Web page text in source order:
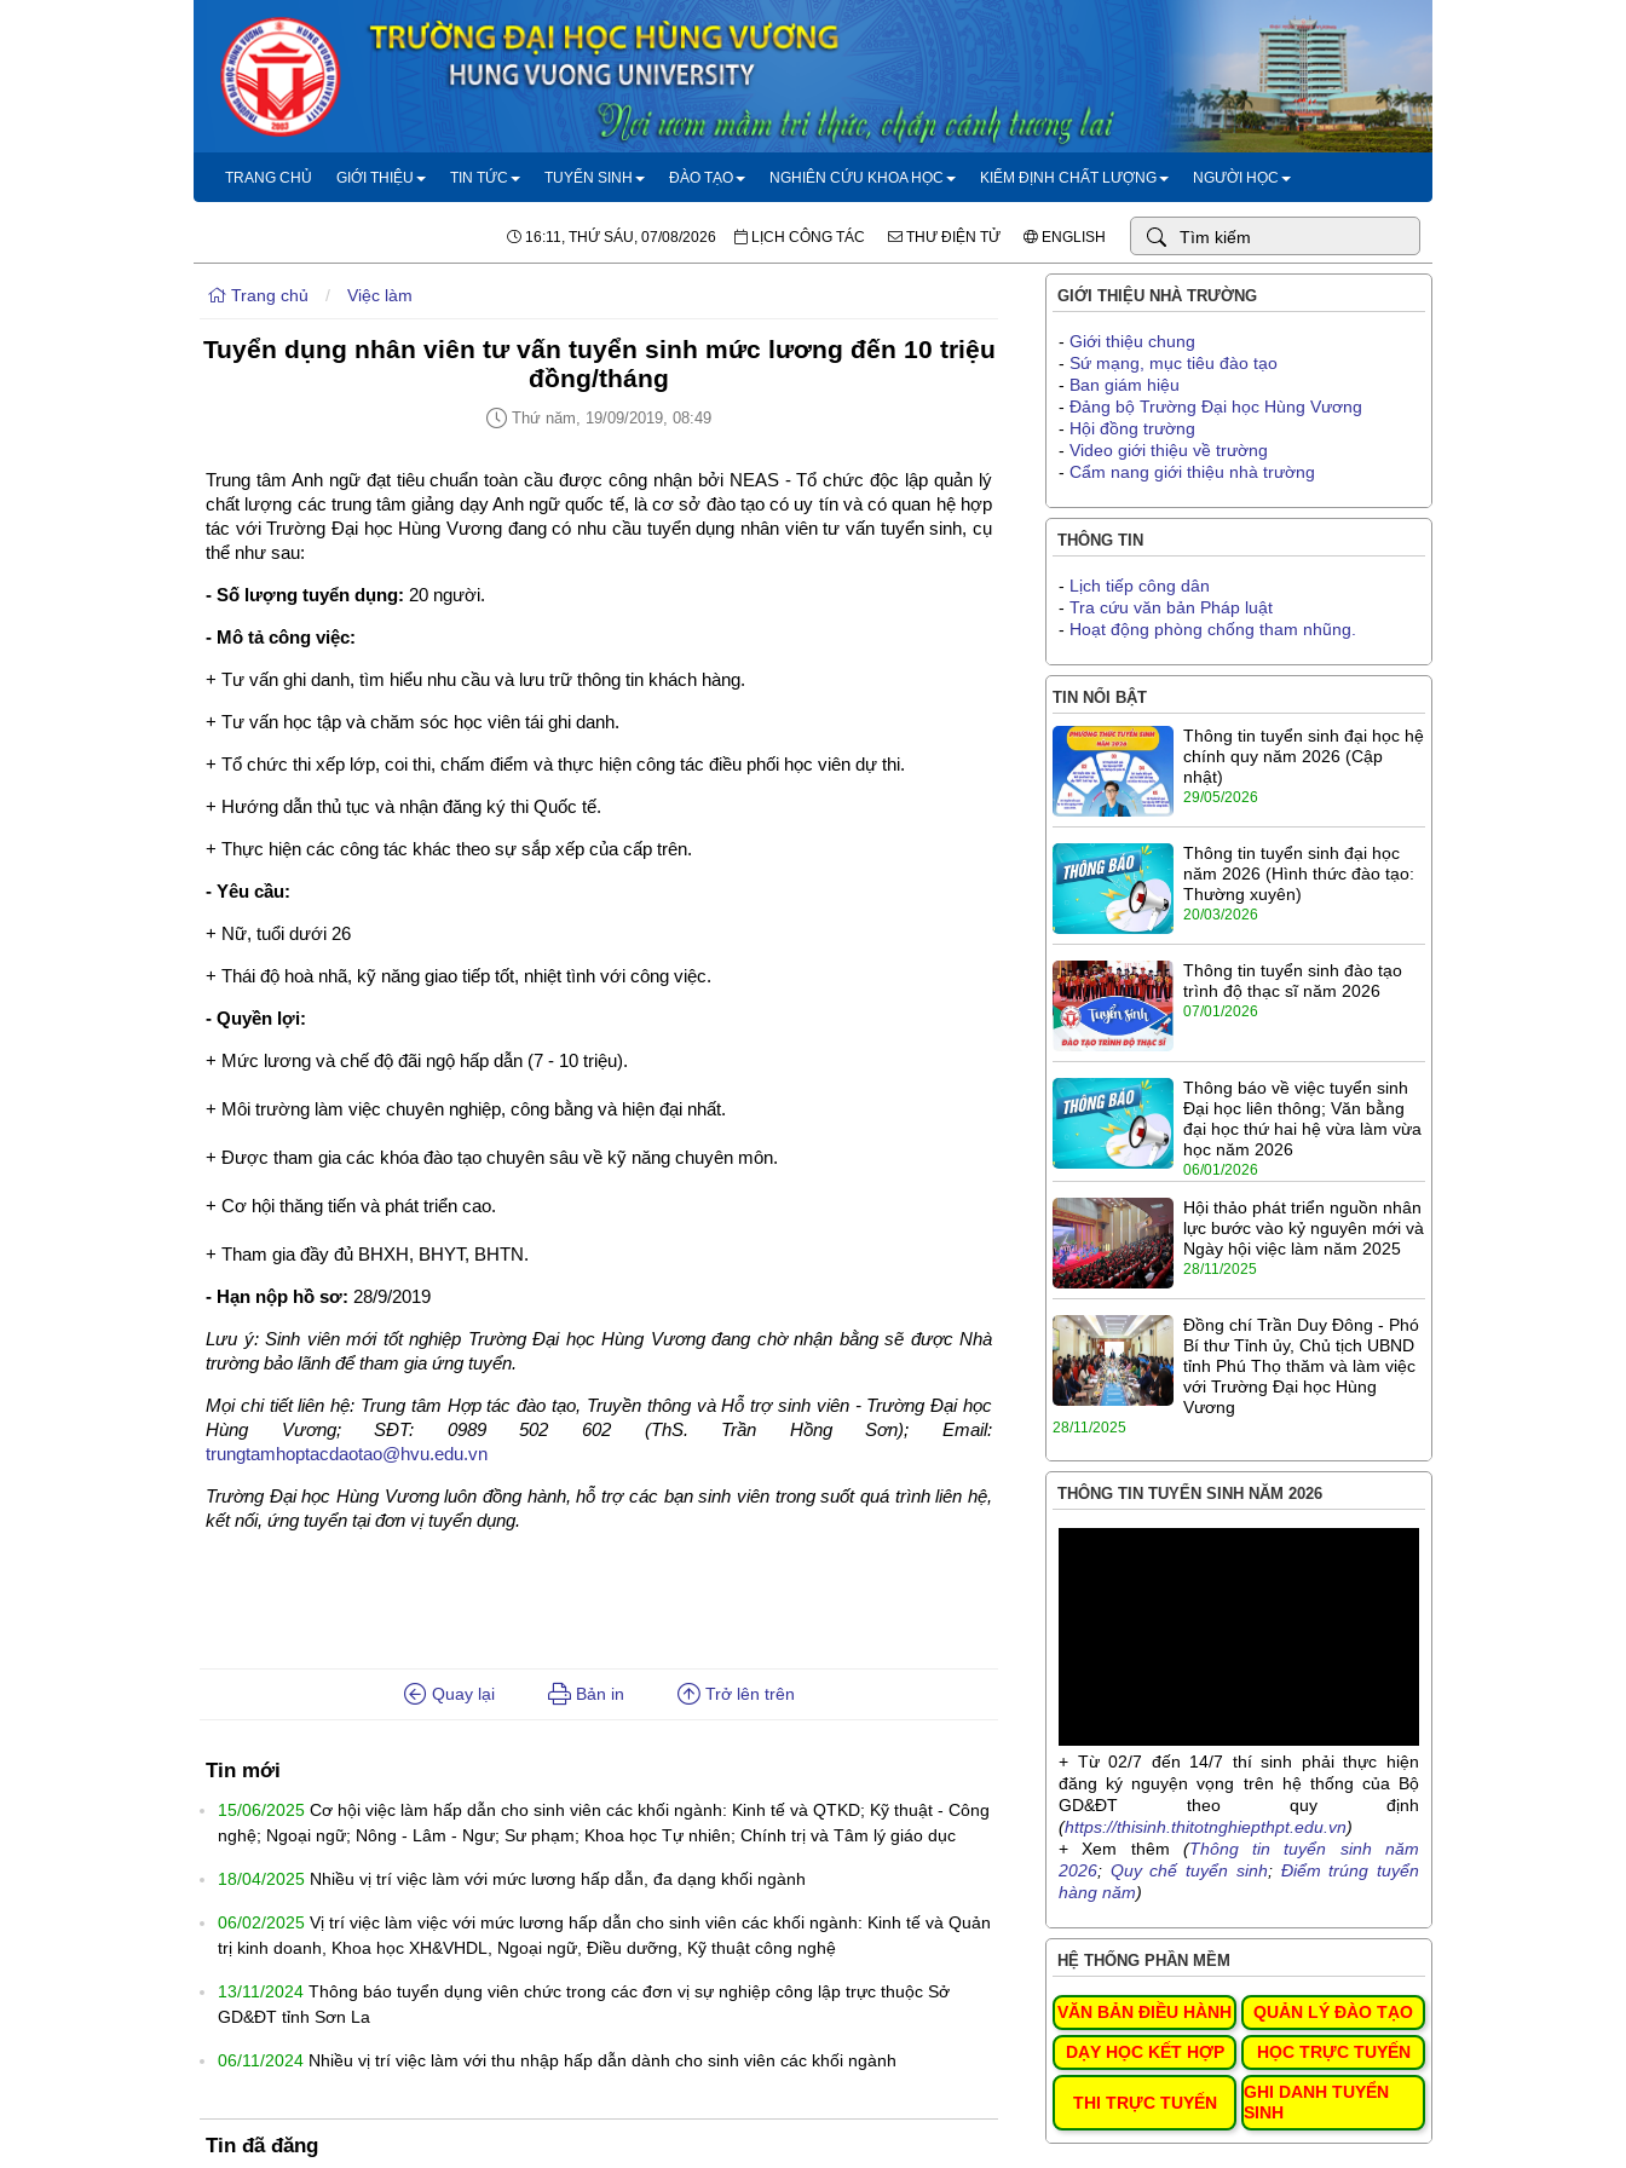
TRANG CHỦ GIỚI THIỆU TIN TỨC TUYỂN SINH ĐÀO TẠO NGHIÊN CỨU KHOA HỌC KIỂM ĐỊNH CHẤT LƯỢNG NGƯỜI HỌC
16:11, THỨ SÁU, 07/08/2026 LỊCH CÔNG TÁC THƯ ĐIỆN TỬ ENGLISH
Trang chủ / Việc làm
Tuyển dụng nhân viên tư vấn tuyển sinh mức lương đến 10 triệu
đồng/tháng
Thứ năm, 19/09/2019, 08:49
Trung tâm Anh ngữ đạt tiêu chuẩn toàn cầu được công nhận bởi NEAS - Tổ chức độc lập quản lý
chất lượng các trung tâm giảng dạy Anh ngữ quốc tế, là cơ sở đào tạo có uy tín và có quan hệ hợp
tác với Trường Đại học Hùng Vương đang có nhu cầu tuyển dụng nhân viên tư vấn tuyển sinh, cụ
thể như sau:
- Số lượng tuyển dụng: 20 người.
- Mô tả công việc:
+ Tư vấn ghi danh, tìm hiểu nhu cầu và lưu trữ thông tin khách hàng.
+ Tư vấn học tập và chăm sóc học viên tái ghi danh.
+ Tổ chức thi xếp lớp, coi thi, chấm điểm và thực hiện công tác điều phối học viên dự thi.
+ Hướng dẫn thủ tục và nhận đăng ký thi Quốc tế.
+ Thực hiện các công tác khác theo sự sắp xếp của cấp trên.
- Yêu cầu:
+ Nữ, tuổi dưới 26
+ Thái độ hoà nhã, kỹ năng giao tiếp tốt, nhiệt tình với công việc.
- Quyền lợi:
+ Mức lương và chế độ đãi ngộ hấp dẫn (7 - 10 triệu).
+ Môi trường làm việc chuyên nghiệp, công bằng và hiện đại nhất.
+ Được tham gia các khóa đào tạo chuyên sâu về kỹ năng chuyên môn.
+ Cơ hội thăng tiến và phát triển cao.
+ Tham gia đầy đủ BHXH, BHYT, BHTN.
- Hạn nộp hồ sơ: 28/9/2019
Lưu ý: Sinh viên mới tốt nghiệp Trường Đại học Hùng Vương đang chờ nhận bằng sẽ được Nhà
trường bảo lãnh để tham gia ứng tuyển.
Mọi chi tiết liên hệ: Trung tâm Hợp tác đào tạo, Truyền thông và Hỗ trợ sinh viên - Trường Đại học
Hùng Vương; SĐT: 0989 502 602 (ThS. Trần Hồng Sơn); Email:
trungtamhoptacdaotao@hvu.edu.vn
Trường Đại học Hùng Vương luôn đồng hành, hỗ trợ các bạn sinh viên trong suốt quá trình liên hệ,
kết nối, ứng tuyển tại đơn vị tuyển dụng.
Quay lại Bản in Trở lên trên
Tin mới
15/06/2025 Cơ hội việc làm hấp dẫn cho sinh viên các khối ngành: Kinh tế và QTKD; Kỹ thuật - Công
nghệ; Ngoại ngữ; Nông - Lâm - Ngư; Sư phạm; Khoa học Tự nhiên; Chính trị và Tâm lý giáo dục
18/04/2025 Nhiều vị trí việc làm với mức lương hấp dẫn, đa dạng khối ngành
06/02/2025 Vị trí việc làm việc với mức lương hấp dẫn cho sinh viên các khối ngành: Kinh tế và Quản
trị kinh doanh, Khoa học XH&VHDL, Ngoại ngữ, Điều dưỡng, Kỹ thuật công nghệ
13/11/2024 Thông báo tuyển dụng viên chức trong các đơn vị sự nghiệp công lập trực thuộc Sở
GD&ĐT tỉnh Sơn La
06/11/2024 Nhiều vị trí việc làm với thu nhập hấp dẫn dành cho sinh viên các khối ngành
Tin đã đăng
GIỚI THIỆU NHÀ TRƯỜNG
- Giới thiệu chung
- Sứ mạng, mục tiêu đào tạo
- Ban giám hiệu
- Đảng bộ Trường Đại học Hùng Vương
- Hội đồng trường
- Video giới thiệu về trường
- Cẩm nang giới thiệu nhà trường
THÔNG TIN
- Lịch tiếp công dân
- Tra cứu văn bản Pháp luật
- Hoạt động phòng chống tham nhũng.
TIN NỔI BẬT
Thông tin tuyển sinh đại học hệ
chính quy năm 2026 (Cập
nhật)
29/05/2026
Thông tin tuyển sinh đại học
năm 2026 (Hình thức đào tạo:
Thường xuyên)
20/03/2026
Thông tin tuyển sinh đào tạo
trình độ thạc sĩ năm 2026
07/01/2026
Thông báo về việc tuyển sinh
Đại học liên thông; Văn bằng
đại học thứ hai hệ vừa làm vừa
học năm 2026
06/01/2026
Hội thảo phát triển nguồn nhân
lực bước vào kỷ nguyên mới và
Ngày hội việc làm năm 2025
28/11/2025
Đồng chí Trần Duy Đông - Phó
Bí thư Tỉnh ủy, Chủ tịch UBND
tỉnh Phú Thọ thăm và làm việc
với Trường Đại học Hùng
Vương
28/11/2025
THÔNG TIN TUYỂN SINH NĂM 2026
+ Từ 02/7 đến 14/7 thí sinh phải thực hiện
đăng ký nguyện vọng trên hệ thống của Bộ
GD&ĐT theo quy định
(https://thisinh.thitotnghiepthpt.edu.vn)
+ Xem thêm (Thông tin tuyển sinh năm
2026; Quy chế tuyển sinh; Điểm trúng tuyển
hàng năm)
HỆ THỐNG PHẦN MỀM
VĂN BẢN ĐIỀU HÀNH QUẢN LÝ ĐÀO TẠO
DẠY HỌC KẾT HỢP HỌC TRỰC TUYẾN
THI TRỰC TUYẾN
GHI DANH TUYỂN
SINH